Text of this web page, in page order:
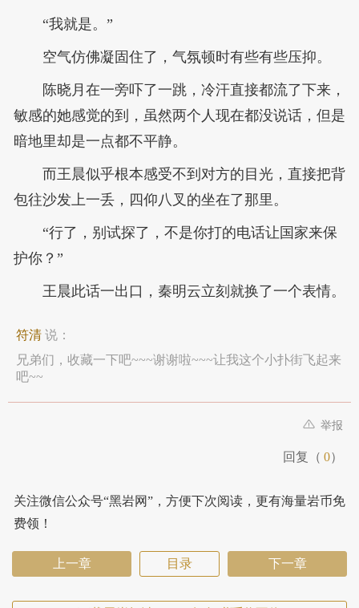
“我就是。”
空气仿佛凝固住了，气氛顿时有些有些压抑。
陈晓月在一旁吓了一跳，冷汗直接都流了下来，
敏感的她感觉的到，虽然两个人现在都没说话，但是
暗地里却是一点都不平静。
而王晨似乎根本感受不到对方的目光，直接把背
包往沙发上一丢，四仰八叉的坐在了那里。
“行了，别试探了，不是你打的电话让国家来保
护你？”
王晨此话一出口，秦明云立刻就换了一个表情。
符清 说：
兄弟们，收藏一下吧~~~谢谢啦~~~让我这个小扑街飞起来
吧~~
举报
回复（ 0）
关注微信公众号“黑岩网”，方便下次阅读，更有海量岩币免
费领！
上一章 目录 下一章